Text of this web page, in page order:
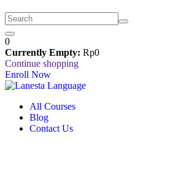
0
Currently Empty: Rp0
Continue shopping
Enroll Now
All Courses
Blog
Contact Us